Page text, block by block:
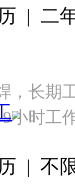
| 二
，长期
9小时
| 不